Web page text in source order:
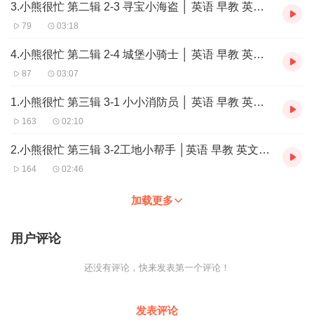
3.小熊很忙 第二辑 2-3 寻宝小海盗 │ 英语 早教 英文启蒙 幼儿英语
79 03:18
4.小熊很忙 第二辑 2-4 城堡小骑士 │ 英语 早教 英文启蒙 幼儿英语
87 03:07
1.小熊很忙 第三辑 3-1 小小消防员 │ 英语 早教 英文启蒙 英文绘本
163 02:10
2.小熊很忙 第三辑 3-2工地小帮手 │英语 早教 英文启蒙 英文绘本
164 02:46
加载更多
用户评论
还没有评论，快来发表第一个评论！
发表评论